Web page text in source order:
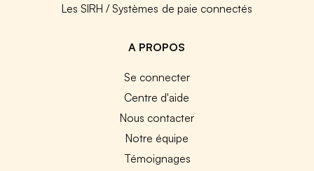
Les SIRH / Systèmes de paie connectés
A PROPOS
Se connecter
Centre d'aide
Nous contacter
Notre équipe
Témoignages